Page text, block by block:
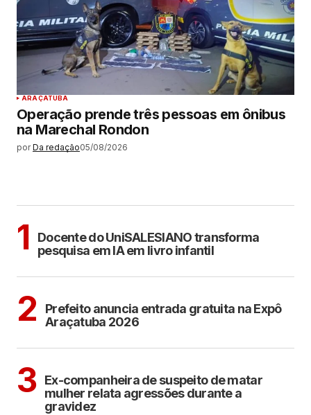
ARAÇATUBA
Operação prende três pessoas em ônibus
na Marechal Rondon
por Da redação05/08/2026
1
Docente do UniSALESIANO transforma
pesquisa em IA em livro infantil
2
Prefeito anuncia entrada gratuita na Expô
Araçatuba 2026
3 Ex-companheira de suspeito de matar
mulher relata agressões durante a
gravidez